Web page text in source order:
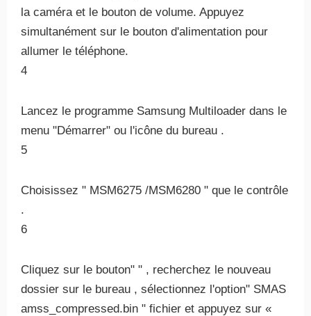
la caméra et le bouton de volume. Appuyez
simultanément sur le bouton d'alimentation pour
allumer le téléphone.
4
Lancez le programme Samsung Multiloader dans le
menu "Démarrer" ou l'icône du bureau .
5
Choisissez " MSM6275 /MSM6280 " que le contrôle
.
6
Cliquez sur le bouton" " , recherchez le nouveau
dossier sur le bureau , sélectionnez l'option" SMAS
amss_compressed.bin " fichier et appuyez sur «